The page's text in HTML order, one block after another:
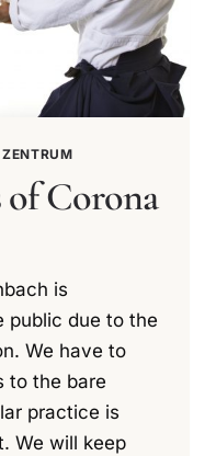
Corona
is
public due to the
We have to
to the bare
practice is
We will keep